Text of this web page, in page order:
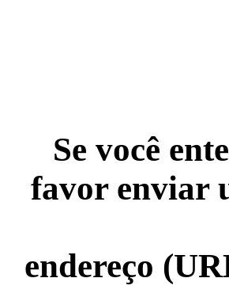
Se você
favor enviar
endereço